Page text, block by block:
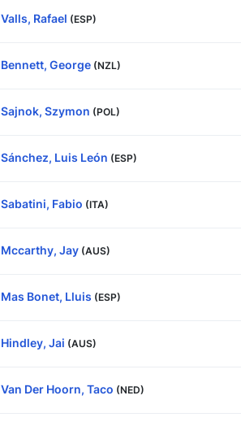
Valls, Rafael (ESP)
Bennett, George (NZL)
Sajnok, Szymon (POL)
Sánchez, Luis León (ESP)
Sabatini, Fabio (ITA)
Mccarthy, Jay (AUS)
Mas Bonet, Lluis (ESP)
Hindley, Jai (AUS)
Van Der Hoorn, Taco (NED)